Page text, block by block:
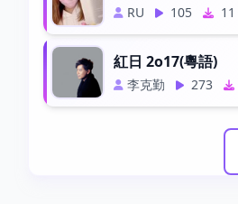
RU 105 11
紅日 2o17(粵語)
李克勤 273